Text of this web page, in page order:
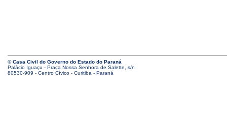
© Casa Civil do Governo do Estado do Paraná
Palácio Iguaçu - Praça Nossa Senhora de Salette, s/n
80530-909 - Centro Cívico - Curitiba - Paraná